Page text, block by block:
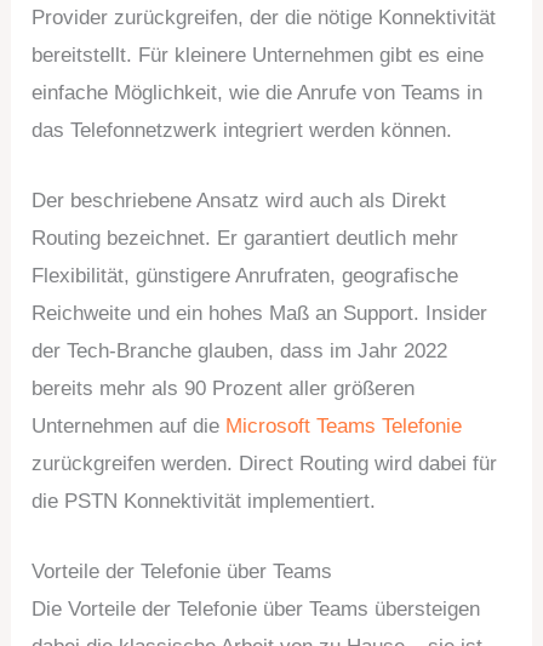
Provider zurückgreifen, der die nötige Konnektivität
bereitstellt. Für kleinere Unternehmen gibt es eine
einfache Möglichkeit, wie die Anrufe von Teams in
das Telefonnetzwerk integriert werden können.
Der beschriebene Ansatz wird auch als Direkt
Routing bezeichnet. Er garantiert deutlich mehr
Flexibilität, günstigere Anrufraten, geografische
Reichweite und ein hohes Maß an Support. Insider
der Tech-Branche glauben, dass im Jahr 2022
bereits mehr als 90 Prozent aller größeren
Unternehmen auf die Microsoft Teams Telefonie
zurückgreifen werden. Direct Routing wird dabei für
die PSTN Konnektivität implementiert.
Vorteile der Telefonie über Teams
Die Vorteile der Telefonie über Teams übersteigen